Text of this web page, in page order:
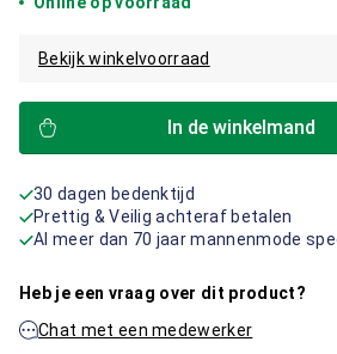
Bekijk winkelvoorraad
In de winkelmand
30 dagen bedenktijd
Prettig & Veilig achteraf betalen
Al meer dan 70 jaar mannenmode
Heb je een vraag over dit product?
Chat met een medewerker